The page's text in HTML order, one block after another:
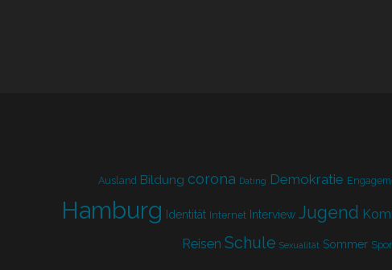
Ausland Bildung corona Dating Demokratie
Hamburg Identität Internet Interview Jugend
Reisen Schule Sexualität Sommer